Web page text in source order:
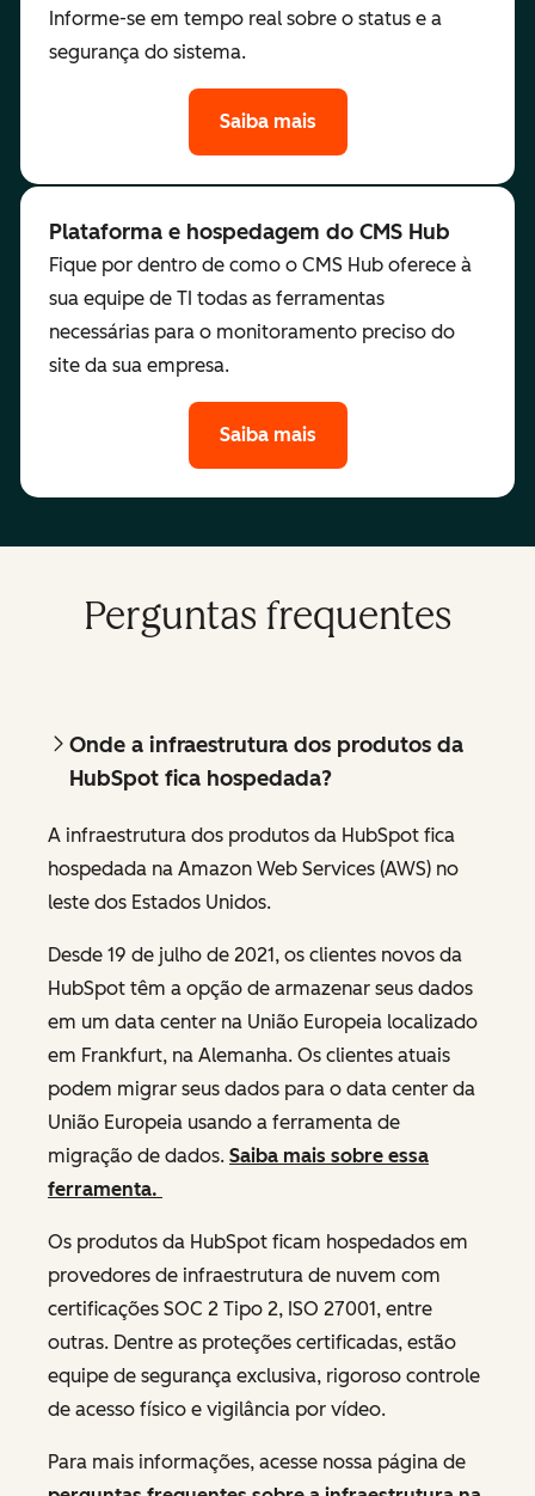
Informe-se em tempo real sobre o status e a
segurança do sistema.
Saiba mais
Plataforma e hospedagem do CMS Hub
Fique por dentro de como o CMS Hub oferece à
sua equipe de TI todas as ferramentas
necessárias para o monitoramento preciso do
site da sua empresa.
Saiba mais
Perguntas frequentes
Onde a infraestrutura dos produtos da
HubSpot fica hospedada?
A infraestrutura dos produtos da HubSpot fica
hospedada na Amazon Web Services (AWS) no
leste dos Estados Unidos.
Desde 19 de julho de 2021, os clientes novos da
HubSpot têm a opção de armazenar seus dados
em um data center na União Europeia localizado
em Frankfurt, na Alemanha. Os clientes atuais
podem migrar seus dados para o data center da
União Europeia usando a ferramenta de
migração de dados. Saiba mais sobre essa
ferramenta.
Os produtos da HubSpot ficam hospedados em
provedores de infraestrutura de nuvem com
certificações SOC 2 Tipo 2, ISO 27001, entre
outras. Dentre as proteções certificadas, estão
equipe de segurança exclusiva, rigoroso controle
de acesso físico e vigilância por vídeo.
Para mais informações, acesse nossa página de